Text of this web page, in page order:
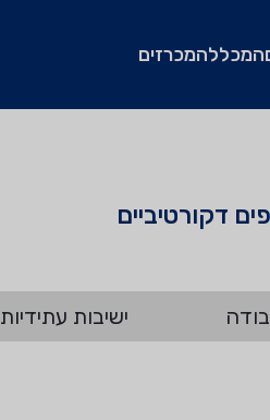
המכללהמכרזים
ישיבות עתידיות